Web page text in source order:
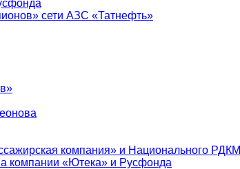
сети АЗС «Татнефть»
компания» и Национального РДКМ
компании «Ютека» и Русфонда